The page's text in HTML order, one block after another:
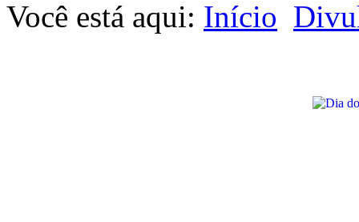
Você está aqui: Início